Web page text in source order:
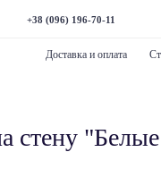
+38 (096) 196-70-11
Доставка и оплата
стену